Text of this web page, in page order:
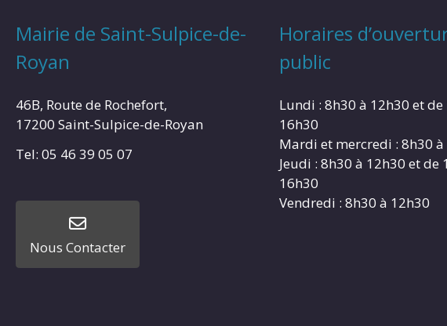
Mairie de Saint-Sulpice-de-
Royan
46B, Route de Rochefort,
17200 Saint-Sulpice-de-Royan
Tel: 05 46 39 05 07
Nous Contacter
Horaires
public
Lundi : 8h30 à 12h30 et de
16h30
Mardi et mercredi : 8h30 à
Jeudi : 8h30 à 12h30 et de
16h30
Vendredi : 8h30 à 12h30